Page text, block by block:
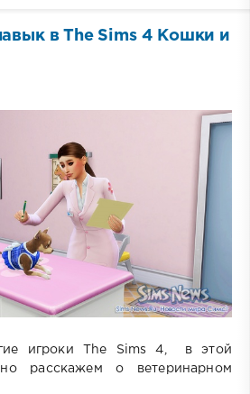
в The Sims 4 Кошки и
игроки The Sims 4, в этой
расскажем о ветеринарном